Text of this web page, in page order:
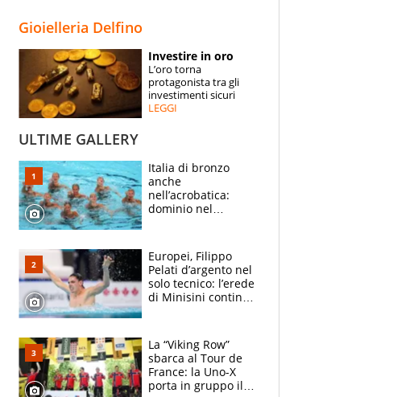
ESPERTI
CONTATTI
Gioielleria Delfino
Investire in oro
L’oro torna
protagonista tra gli
investimenti sicuri
LEGGI
ULTIME GALLERY
Italia di bronzo
anche
nell’acrobatica:
dominio nel
e compagni
continuare
Europei, Filippo
Pelati d’argento nel
solo tecnico: l’erede
di Minisini continua
mirino
La “Viking Row”
sbarca al Tour de
France: la Uno-X
porta in gruppo il